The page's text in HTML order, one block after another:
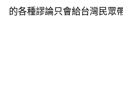
的各種謬論只會給台灣民眾